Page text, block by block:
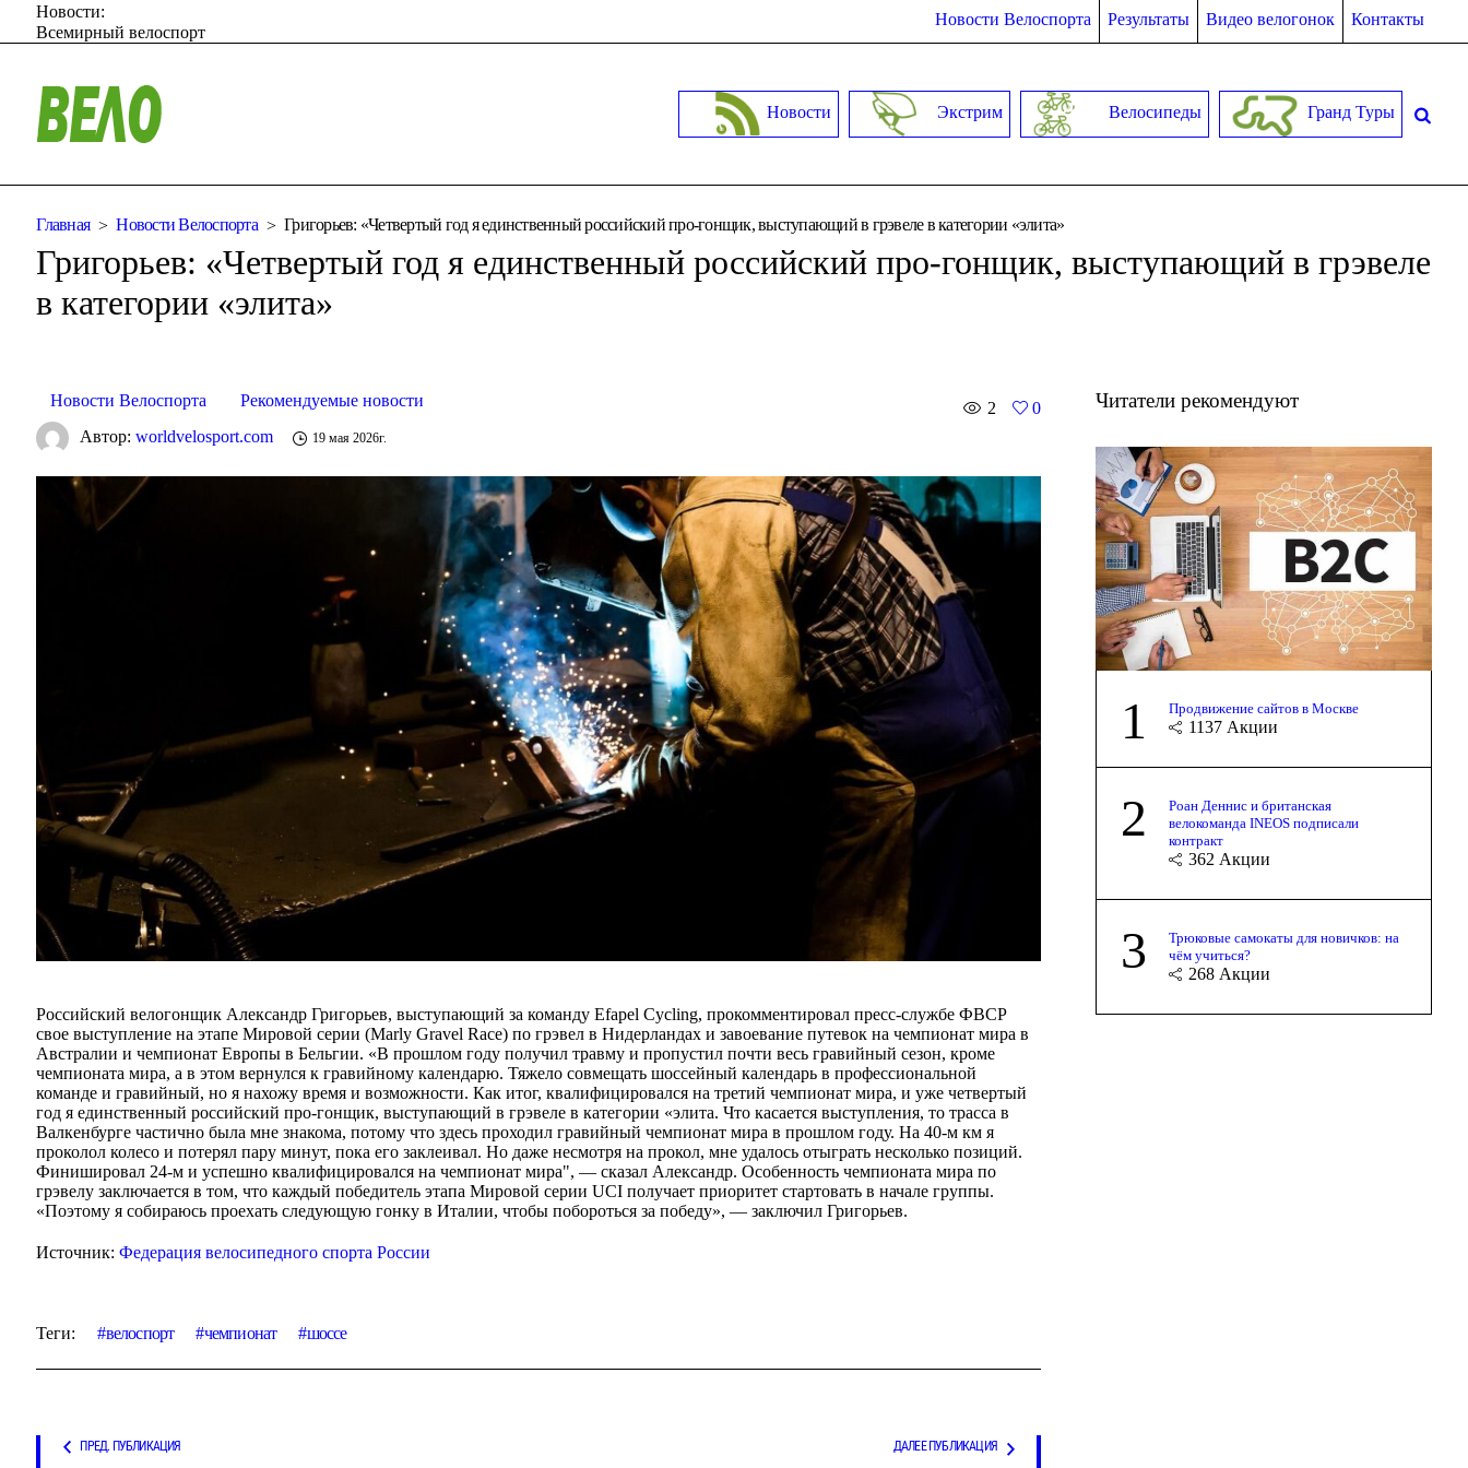
Новости Велоспорта Результаты Видео велогонок Контакты
Новости:
Всемирный велоспорт
Новости Экстрим Велосипеды Гранд Туры
Главная Новости Велоспорта Григорьев: «Четвертый год я единственный российский про-гонщик, выступающий в грэвеле в категории «элита»
Григорьев: «Четвертый год я единственный российский про-гонщик, выступающий в грэвеле
в категории «элита»
Новости Велоспорта Рекомендуемые новости 2
0
Автор:worldvelosport.com 19 мая 2026г.
Российский велогонщик Александр Григорьев, выступающий за команду Efapel Cycling, прокомментировал пресс-службе ФВСР
свое выступление на этапе Мировой серии (Marly Gravel Race) по грэвел в Нидерландах и завоевание путевок на чемпионат мира в
Австралии и чемпионат Европы в Бельгии. «В прошлом году получил травму и пропустил почти весь гравийный сезон, кроме
чемпионата мира, а в этом вернулся к гравийному календарю. Тяжело совмещать шоссейный календарь в профессиональной
команде и гравийный, но я нахожу время и возможности. Как итог, квалифицировался на третий чемпионат мира, и уже четвертый
год я единственный российский про-гонщик, выступающий в грэвеле в категории «элита. Что касается выступления, то трасса в
Валкенбурге частично была мне знакома, потому что здесь проходил гравийный чемпионат мира в прошлом году. На 40-м км я
проколол колесо и потерял пару минут, пока его заклеивал. Но даже несмотря на прокол, мне удалось отыграть несколько позиций.
Финишировал 24-м и успешно квалифицировался на чемпионат мира", — сказал Александр. Особенность чемпионата мира по
грэвелу заключается в том, что каждый победитель этапа Мировой серии UCI получает приоритет стартовать в начале группы.
«Поэтому я собираюсь проехать следующую гонку в Италии, чтобы побороться за победу», — заключил Григорьев.
Источник:Федерация велосипедного спорта России
Теги: велоспорт чемпионат шоссе
ПРЕД. ПУБЛИКАЦИЯ ДАЛЕЕ ПУБЛИКАЦИЯ
Читатели рекомендуют
1 Продвижение сайтов в Москве
1137 Акции
2
Роан Деннис и британская
велокоманда INEOS подписали
контракт
362 Акции
3
Трюковые самокаты для новичков: на
чём учиться?
268 Акции